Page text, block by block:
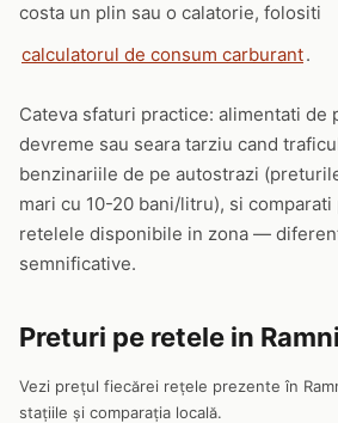
costa un plin sau o calatorie, folositi
calculatorul de consum carburant.
Cateva sfaturi practice: alimentati de
devreme sau seara tarziu cand
benzinariile de pe autostrazi
mari cu 10-20 bani/litru), si
retelele disponibile in zona —
semnificative.
Preturi pe retele in
Vezi prețul fiecărei rețele prezente în
stațiile și comparația locală.